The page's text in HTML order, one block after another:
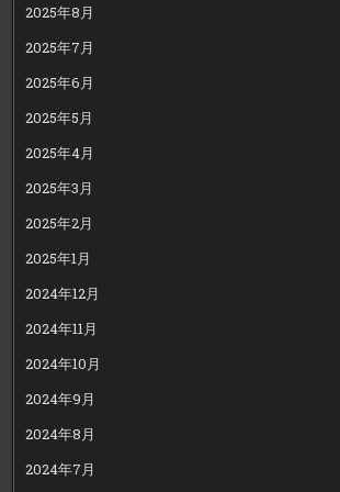
2025年8月
2025年7月
2025年6月
2025年5月
2025年4月
2025年3月
2025年2月
2025年1月
2024年12月
2024年11月
2024年10月
2024年9月
2024年8月
2024年7月